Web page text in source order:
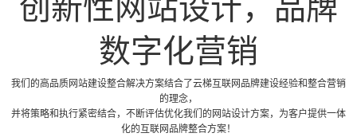
创新性网站设计，品牌
数字化营销
我们的高品质网站建设整合解决方案结合了云梯互联网品牌建设经验和整合营销
的理念，
并将策略和执行紧密结合，不断评估优化我们的网站设计方案，为客户提供一体
化的互联网品牌整合方案！